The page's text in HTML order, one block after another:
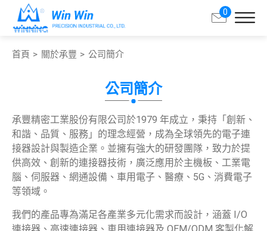
0
首頁 關於承豐 公司簡介
公司簡介
承豐精密工業股份有限公司於1979 年成立，秉持「創新、
和諧、品質、服務」的理念經營，成為全球領先的電子連
接器設計與製造企業。並擁有強大的研發團隊，致力於提
供高效、創新的連接器技術，廣泛應用於主機板、工業電
腦、伺服器、網通設備、車用電子、醫療、5G、消費電子
等領域。
我們的產品專為滿足各產業多元化需求而設計，涵蓋 I/O
公司簡介
里程碑
生產基地
全球夥伴
認證